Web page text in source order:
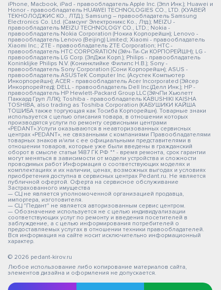
iPhone, Macbook, iPad - правообладатель Apple Inc. (Эпл Инк.); Huawei и
Honor - правообладатель HUAWEI TECHNOLOGIES CO., LTD. (ХУАВЕЙ
ТЕКНОЛОДЖИС КО., ЛТД.); Samsung – правообладатель Samsung
Electronics Co. Ltd. (Самсунг Электроникс Ко., Лтд.); MEIZU -
правообладатель MEIZU TECHNOLOGY CO., LTD.; Nokia -
правообладатель Nokia Corporation (Нокиа Корпорейшн); Lenovo -
правообладатель Lenovo (Beijing) Limited; Xiaomi - правообладатель
Xiaomi Inc.; ZTE - правообладатель ZTE Corporation; HTC -
правообладатель HTC CORPORATION (Эйч-Ти-Си КОРПОРЕЙШН); LG -
правообладатель LG Corp. (ЭлДжи Корп.); Philips - правообладатель
Koninklijke Philips N.V. (Конинклийке Филипс Н.В.); Sony -
правообладатель Sony Corporation (Сони Корпорейшн); ASUS -
правообладатель ASUSTeK Computer Inc. (Асустек Компьютер
Инкорпорейшн); ACER - правообладатель Acer Incorporated (Эйсер
Инкорпорейтед); DELL - правообладатель Dell Inc.(Делл Инк.); HP -
правообладатель HP Hewlett-Packard Group LLC (ЭйчПи Хьюлетт
Паккард Груп ЛЛК); Toshiba - правообладатель KABUSHIKI KAISHA
TOSHIBA, also trading as Toshiba Corporation (КАБУШИКИ КАЙША
ТОШИБА также торгующая как Тосиба Корпорейшн). Товарные знаки
используется с целью описания товара, в отношении которых
производятся услуги по ремонту сервисными центрами
«PEDANT».Услуги оказываются в неавторизованных сервисных
центрах «PEDANT», не связанными с компаниями Правообладателями
товарных знаков и/или с ее официальными представителями в
отношении товаров, которые уже были введены в гражданский
оборот в смысле статьи 1487 ГК РФ ** - время ремонта, срок гарантии
могут меняться в зависимости от модели устройства и сложности
проводимых работ Информация о соответствующих моделях и
комплектациях и их наличии, ценах, возможных выгодах и условиях
приобретения доступна в сервисных центрах Pedant.ru. Не является
публичной офертой. Оферта на сервисное обслуживание
Застрахованного имущества
— СЦ не является уполномоченной организацией продавца,
импортера, изготовителя.
— СЦ "Педант" не является авторизованным сервис центром.
— Обозначение используется не с целью индивидуализации
соответствующих услуг по ремонту и введения посетителей в
заблуждение, а с целью информирования потребителей о
предоставляемых услугах в отношении техники правообладателей.
Вся информация на сайте носит исключительно информационный
характер.
© 2026 pedant-kirov.ru
Любое использование либо копирование материалов сайта,
элементов дизайна и оформления не допускается.